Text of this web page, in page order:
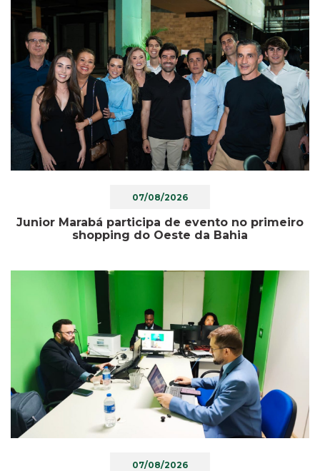
07/08/2026
Junior Marabá participa de evento no primeiro
shopping do Oeste da Bahia
07/08/2026